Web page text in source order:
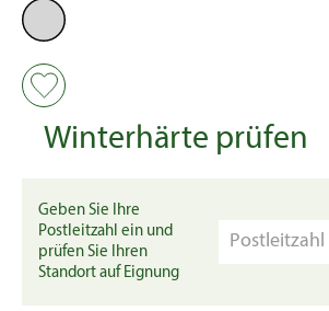
Winterhärte prüfen
Geben Sie Ihre
Postleitzahl ein und
prüfen Sie Ihren
Standort auf Eignung